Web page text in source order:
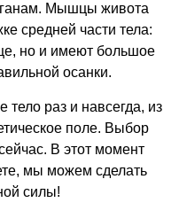
Мышцы живота
средней части тела:
но и имеют большое
осанки.
раз и навсегда, из
поле. Выбор
В этот момент
мы можем сделать
силы!